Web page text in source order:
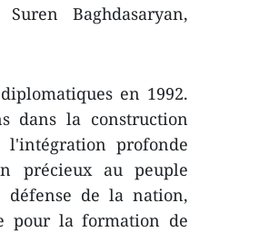
Baghdasaryan,
en 1992.
dans la construction
l'intégration profonde
précieux au peuple
défense de la nation,
pour la formation de